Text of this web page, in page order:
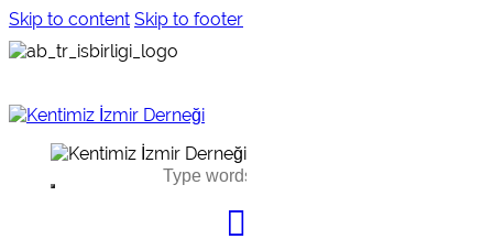
Skip to content Skip to footer